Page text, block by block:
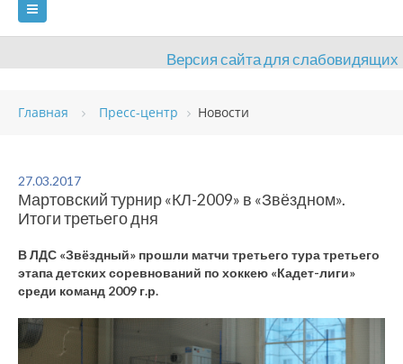
Версия сайта для слабовидящих
ГЛАВНАЯ
ВИДЫ СПОРТА
ОБЪЕКТЫ ДОКУМЕНТЫ
ОЦЕНКА КАЧЕСТВА ОБРАЗОВАНИЯ ВАКАНСИИ
ПЛАТНЫЕ УСЛУГИ
Главная Пресс-центр Новости
27.03.2017
Мартовский турнир «КЛ-2009» в «Звёздном».
Итоги третьего дня
В ЛДС «Звёздный» прошли матчи третьего тура третьего
этапа детских соревнований по хоккею «Кадет-лиги»
среди команд 2009 г.р.